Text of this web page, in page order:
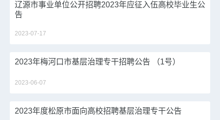
辽源市事业单位公开招聘2023年应征入伍高校毕业生公
告
2023-07-17
2023年梅河口市基层治理专干招聘公告 （1号）
2023-06-07
2023年度松原市面向高校招聘基层治理专干公告